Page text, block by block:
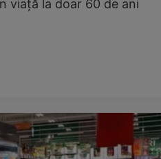
viață la doar 60 de ani